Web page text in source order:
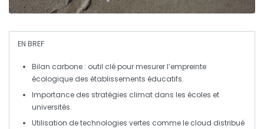
EN BREF
Bilan carbone : outil clé pour mesurer l’empreinte
écologique des établissements éducatifs.
Importance des stratégies climat dans les écoles et
universités.
Utilisation detechnologies vertes comme le cloud distribué